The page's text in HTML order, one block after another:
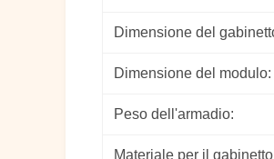
Dimensione del
Dimensione del modulo:
Peso dell'armadio:
Materiale per il